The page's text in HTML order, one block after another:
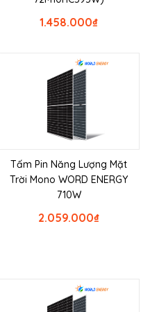
₫
1.458.000
Tấm Pin Năng Lượng Mặt
Trời Mono WORD ENERGY
710W
₫
2.059.000